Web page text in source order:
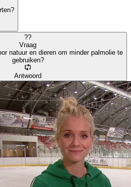
??
Vraag
natuur en dieren om minder palmolie te
gebruiken?
Antwoord